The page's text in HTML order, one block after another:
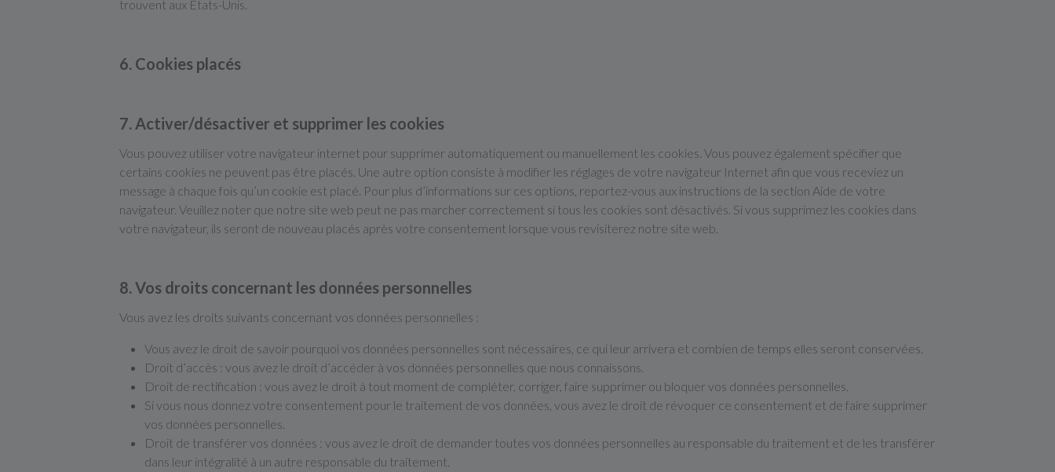
trouvent aux États-Unis.
6. Cookies placés
7. Activer/désactiver et supprimer les cookies
Vous pouvez utiliser votre navigateur internet pour supprimer automatiquement ou manuellement les cookies. Vous pouvez également spécifier que
certains cookies ne peuvent pas être placés. Une autre option consiste à modifier les réglages de votre navigateur Internet afin que vous receviez un
message à chaque fois qu’un cookie est placé. Pour plus d’informations sur ces options, reportez-vous aux instructions de la section Aide de votre
navigateur. Veuillez noter que notre site web peut ne pas marcher correctement si tous les cookies sont désactivés. Si vous supprimez les cookies dans
votre navigateur, ils seront de nouveau placés après votre consentement lorsque vous revisiterez notre site web.
8. Vos droits concernant les données personnelles
Vous avez les droits suivants concernant vos données personnelles :
Vous avez le droit de savoir pourquoi vos données personnelles sont nécessaires, ce qui leur arrivera et combien de temps elles seront conservées.
Droit d’accès : vous avez le droit d’accéder à vos données personnelles que nous connaissons.
Droit de rectification : vous avez le droit à tout moment de compléter, corriger, faire supprimer ou bloquer vos données personnelles.
Si vous nous donnez votre consentement pour le traitement de vos données, vous avez le droit de révoquer ce consentement et de faire supprimer
vos données personnelles.
Droit de transférer vos données : vous avez le droit de demander toutes vos données personnelles au responsable du traitement et de les transférer
dans leur intégralité à un autre responsable du traitement.